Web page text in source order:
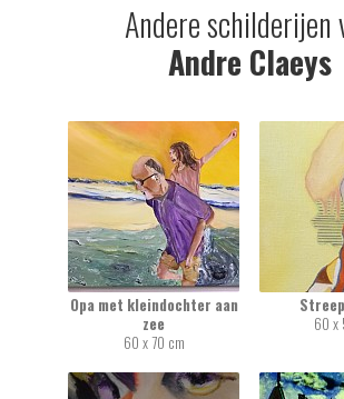
Andere schilderijen
Andre Claeys
Opa met kleindochter aan
zee
60 x 70 cm
60 x